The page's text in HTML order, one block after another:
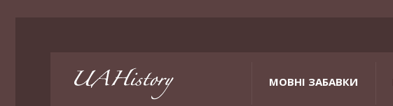
МОВНІ ЗАБАВКИ